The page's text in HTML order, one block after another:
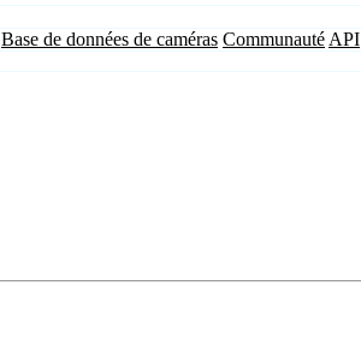
Base de données de caméras Communauté API